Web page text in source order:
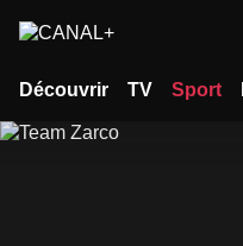
Découvrir TV Sport